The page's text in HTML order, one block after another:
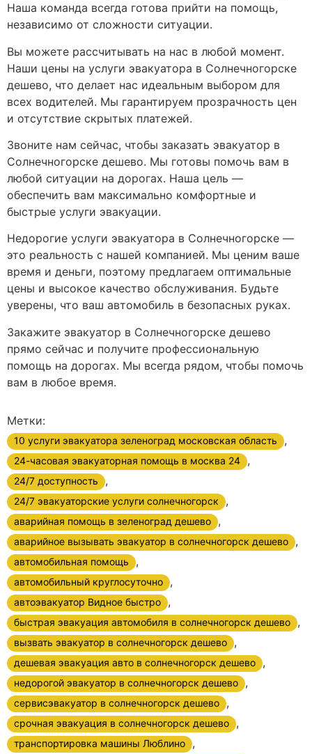
Наша команда всегда готова прийти на помощь,
независимо от сложности ситуации.
Вы можете рассчитывать на нас в любой момент.
Наши цены на услуги эвакуатора в Солнечногорске
дешево, что делает нас идеальным выбором для
всех водителей. Мы гарантируем прозрачность цен
и отсутствие скрытых платежей.
Звоните нам сейчас, чтобы заказать эвакуатор в
Солнечногорске дешево. Мы готовы помочь вам в
любой ситуации на дорогах. Наша цель —
обеспечить вам максимально комфортные и
быстрые услуги эвакуации.
Недорогие услуги эвакуатора в Солнечногорске —
это реальность с нашей компанией. Мы ценим ваше
время и деньги, поэтому предлагаем оптимальные
цены и высокое качество обслуживания. Будьте
уверены, что ваш автомобиль в безопасных руках.
Закажите эвакуатор в Солнечногорске дешево
прямо сейчас и получите профессиональную
помощь на дорогах. Мы всегда рядом, чтобы помочь
вам в любое время.
Метки:
10 услуги эвакуатора зеленоград московская область ,
24-часовая эвакуаторная помощь в москва 24 ,
24/7 доступность ,
24/7 эвакуаторские услуги солнечногорск ,
аварийная помощь в зеленоград дешево ,
аварийное вызывать эвакуатор в солнечногорск дешево ,
автомобильная помощь ,
автомобильный круглосуточно ,
автоэвакуатор Видное быстро ,
быстрая эвакуация автомобиля в солнечногорск дешево ,
вызвать эвакуатор в солнечногорск дешево ,
дешевая эвакуация авто в солнечногорск дешево ,
недорогой эвакуатор в солнечногорск дешево ,
сервисэвакуатор в солнечногорск дешево ,
срочная эвакуация в солнечногорск дешево ,
транспортировка машины Люблино ,